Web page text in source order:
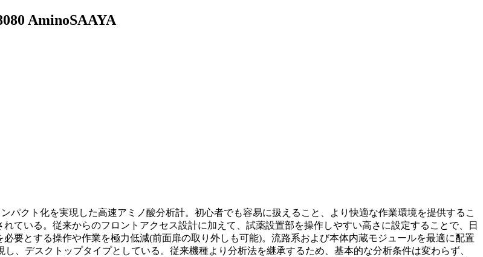
AminoSAAYA
パクト化を実現した高速アミノ酸分析計。初心者でも容易に扱えること、より快適な作業環境を提供するこ
ている。従来からのフロントアクセス設計に加えて、試薬設置部を操作しやすい高さに設定することで、日
要とする操作や作業を極力低減(前面扉の取り外しも可能)。流路系および本体内蔵モジュールを最適に配置
、デスクトップタイプとしている。従来機種より分析法を継承するため、基本的な分析条件は変わらず、